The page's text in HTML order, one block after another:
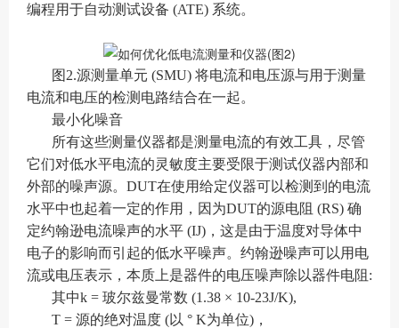
编程用于自动测试设备 (ATE) 系统。
图2.源测量单元 (SMU) 将电流和电压源与用于测量
电流和电压的检测电路结合在一起。
最小化噪音
所有这些测量仪器都是测量电流的有效工具，尽管
它们对低水平电流的灵敏度主要受限于测试仪器内部和
外部的噪声源。DUT在使用给定仪器可以检测到的电流
水平中也起着一定的作用，因为DUT的源电阻 (RS) 确
定约翰逊电流噪声的水平 (IJ)，这是由于温度对导体中
电子的影响而引起的低水平噪声。约翰逊噪声可以用电
流或电压表示，本质上是器件的电压噪声除以器件电阻:
其中k = 玻尔兹曼常数 (1.38 × 10-23J/K),
T = 源的绝对温度 (以 ° K为单位)，